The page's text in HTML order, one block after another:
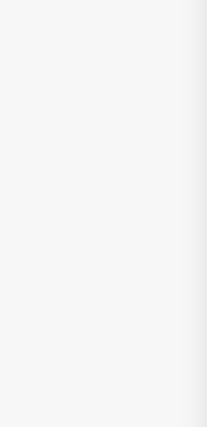
MOIS DE PRISON ET 5
LE 9 AVRIL